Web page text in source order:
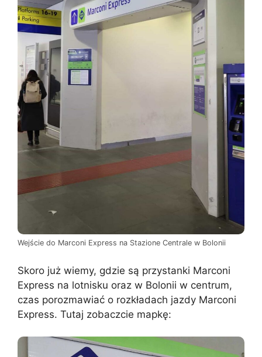
Wejście do Marconi Express na Stazione Centrale w Bolonii
Skoro już wiemy, gdzie są przystanki Marconi
Express na lotnisku oraz w Bolonii w centrum,
czas porozmawiać o rozkładach jazdy Marconi
Express. Tutaj zobaczcie mapkę: